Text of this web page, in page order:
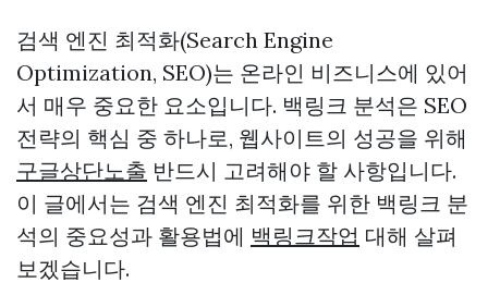
검색 엔진 최적화(Search Engine
Optimization, SEO)는 온라인 비즈니스에 있어
서 매우 중요한 요소입니다. 백링크 분석은 SEO
전략의 핵심 중 하나로, 웹사이트의 성공을 위해
구글상단노출 반드시 고려해야 할 사항입니다.
이 글에서는 검색 엔진 최적화를 위한 백링크 분
석의 중요성과 활용법에 백링크작업 대해 살펴
보겠습니다.